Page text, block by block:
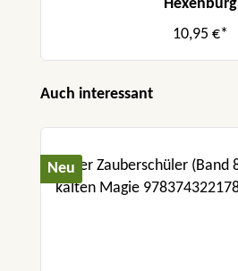
Hexenburg
10,95 €*
Produktgalerie überspringen
Auch interessant
Neu